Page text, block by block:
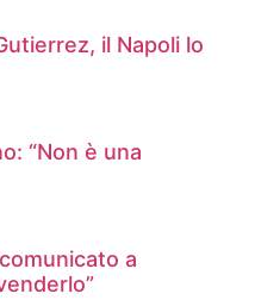
il Napoli lo
“Non è una
a